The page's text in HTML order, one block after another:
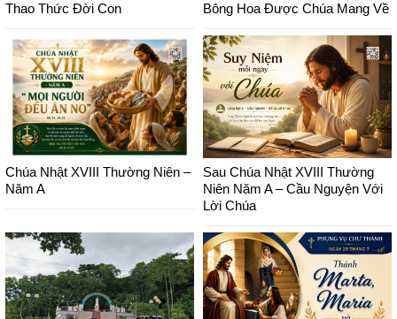
Thao Thức Đời Con Bông Hoa Được Chúa Mang Về
Chúa Nhật XVIII Thường Niên –
Năm A
Sau Chúa Nhật XVIII Thường
Niên Năm A – Cầu Nguyện Với
Lời Chúa